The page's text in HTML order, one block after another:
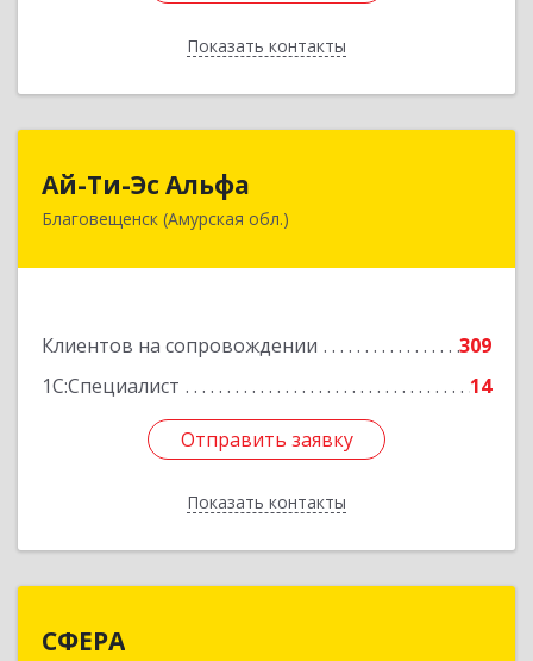
Показать контакты
Назад
Ай-Ти-Эс Альфа
Благовещенск (Амурская обл.)
Клиентов на сопровождении
309
1С:Специалист
14
Отправить заявку
Показать контакты
675000, Амурская обл, Благовещенск г, Зейская
Отправить заявку
Назад
СФЕРА